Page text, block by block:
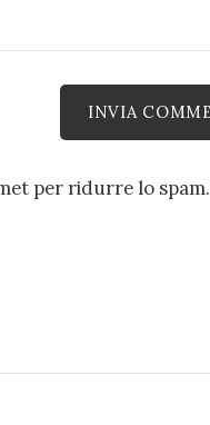
per ridurre lo spam.